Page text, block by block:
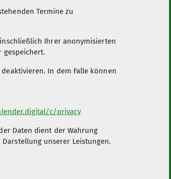
Starkenburg des Deutschen
Lichtwiesenweg 15
64287 Darmstadt
Termine zu
Ihrer anonymisierten
gespeichert.
In dem Falle können
c/privacy
Daten dient der Wahrung
unserer Leistungen.